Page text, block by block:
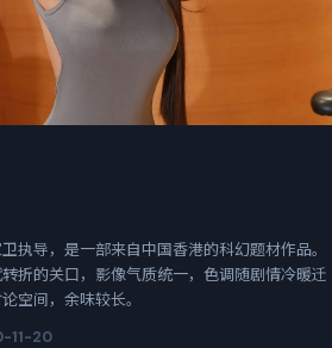
执导，是一部来自中国香港的科幻题材作品。
折的关口，影像气质统一，色调随剧情冷暖迁
空间，余味较长。
11-20